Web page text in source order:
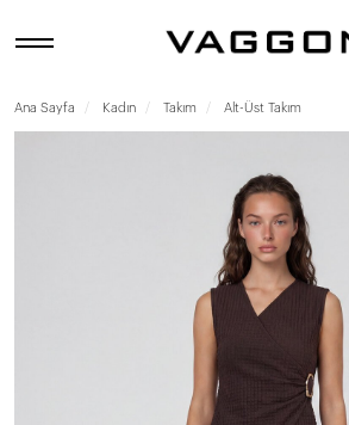
Ana Sayfa Kadın Takım Alt-Üst Takım